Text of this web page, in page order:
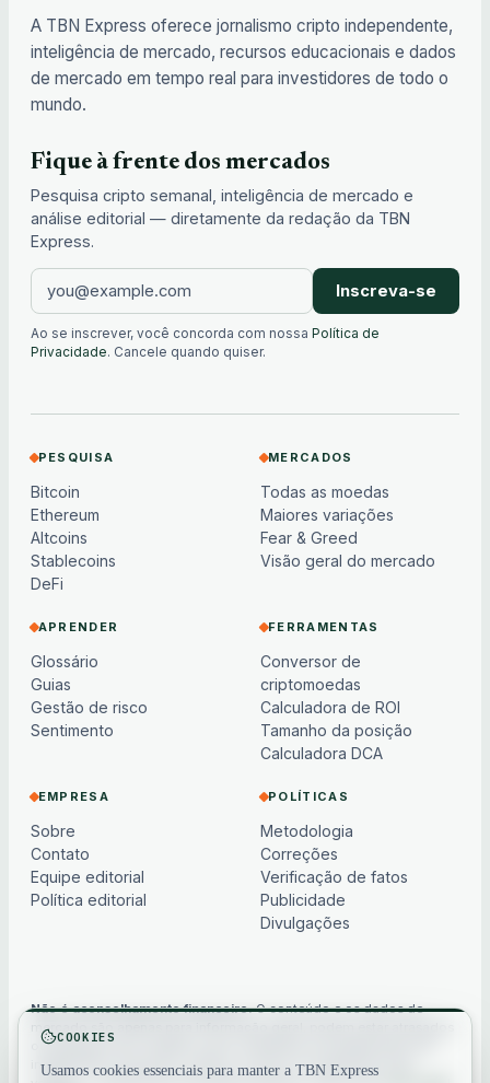
A TBN Express oferece jornalismo cripto independente,
inteligência de mercado, recursos educacionais e dados
de mercado em tempo real para investidores de todo o
mundo.
Fique à frente dos mercados
Pesquisa cripto semanal, inteligência de mercado e
análise editorial — diretamente da redação da TBN
Express.
Inscreva-se
Ao se inscrever, você concorda com nossa Política de
Privacidade. Cancele quando quiser.
PESQUISA
Bitcoin
Ethereum
Altcoins
Stablecoins
DeFi
MERCADOS
Todas as moedas
Maiores variações
Fear & Greed
Visão geral do mercado
APRENDER
Glossário
Guias
Gestão de risco
Sentimento
FERRAMENTAS
Conversor de
criptomoedas
Calculadora de ROI
Tamanho da posição
Calculadora DCA
EMPRESA
Sobre
Contato
Equipe editorial
Política editorial
POLÍTICAS
Metodologia
Correções
Verificação de fatos
Publicidade
Divulgações
Não é aconselhamento financeiro.O conteúdo e os dados de
mercado são apenas para informação geral, podem estar atrasados
ou baseados em modelos e não constituem aconselhamento de
investimento, financeiro, jurídico ou fiscal. Os criptoativos são
COOKIES
Usamos cookies essenciais para manter a TBN Express